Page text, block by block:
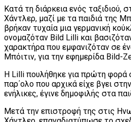
Κατά τη διάρκεια ενός ταξιδιού,
Χάντλερ, μαζί με τα παιδιά της
βρήκαν τυχαία μια γερμανική
ονομαζόταν Bild Lilli και
χαρακτήρα που εμφανιζόταν σε
Μπόιτιν, για την εφημερίδα Bild-
Η Lilli πουλήθηκε για πρώτη φορά
παρ΄ολο που αρχικά είχε βγει
ενήλικες, έγινε δημοφιλής στα
Μετά την επιστροφή της στις